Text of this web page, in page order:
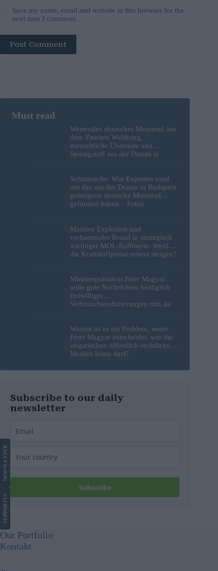
Save my name, email and website in this browser for the
next time I comment.
Post Comment
Wertvolles deutsches Motorrad aus
dem Zweiten Weltkrieg,
menschliche Überreste und
Sprengstoff aus der Donau in
Schatzsuche: Was Experten rund
um das aus der Donau in Budapest
geborgene deutsche Motorrad
gefunden haben – Fotos
Massive Explosion und
verheerender Brand in strategisch
wichtiger MOL-Raffinerie: Werden
die Kraftstoffpreise erneut steigen?
Ministerpräsident Péter Magyar
teilte gute Nachrichten bezüglich
freiwilliger
Verbrauchsreduzierungen mit, da
Warum ist es ein Problem, wenn
Péter Magyar entscheidet, wer die
ungarischen öffentlich-rechtlichen
Medien leiten darf?
Subscribe to our daily
newsletter
Subscribe
SUPPORT
US
NEWS
LETTER
Our Portfolio
Kontakt